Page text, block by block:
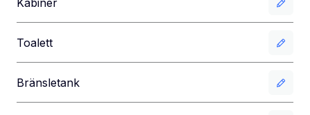
Kabiner
Toalett
Bränsletank